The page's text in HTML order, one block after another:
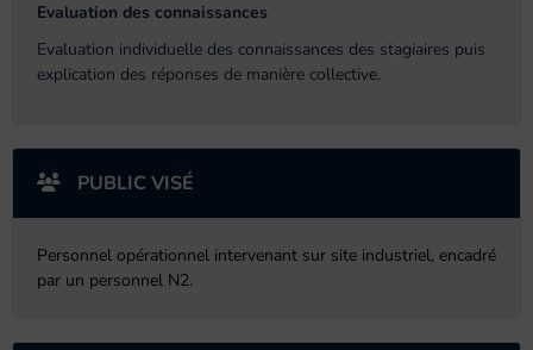
Evaluation des connaissances
Evaluation individuelle des connaissances des stagiaires puis
explication des réponses de manière collective.
PUBLIC VISÉ
Personnel opérationnel intervenant sur site industriel, encadré
par un personnel N2.